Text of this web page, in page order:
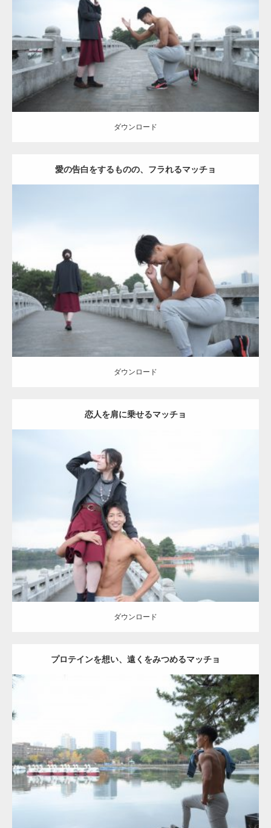
公園のマッチョ AKIHITO(細マッチョ)
肩
ダウンロード
ダウンロード
愛の告白をするものの、フラれるマッチョ
2021.07.8
公園のマッチョ AKIHITO(細マッチョ)
肩
ダウンロード
ダウンロード
恋人を肩に乗せるマッチョ
Update:
Category:公園のマッチョ その他
ダウンロード
ダウンロード
プロテインを想い、遠くをみつめるマッチョ
Update: 2021.07.6
Category:公園のマッチョ その他 AKIHITO(細マッチョ) 肩
ダウンロード